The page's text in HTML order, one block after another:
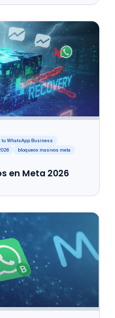
tu WhatsApp Business
bloqueos masivos meta
en Meta 2026